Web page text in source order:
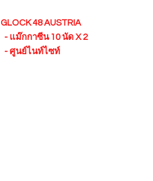
GLOCK 48 AUSTRIA
- แม๊กกาซีน 10 นัด X 2
- ศูนย์ไนท์ไซท์